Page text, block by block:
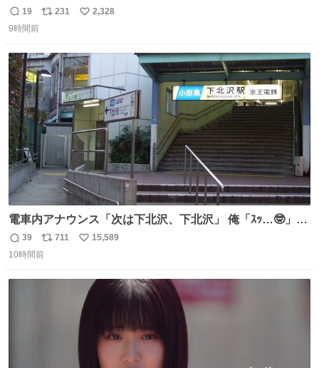
た🧊 ここなら安心…… と思ったら、カチコチになっちゃっ
た😳
返
信
19
リ
ト
数
231
い
数
2,328
9時間前
電車内アナウンス「次は下北沢、下北沢」 俺「ｽｯ…🤓」
(立ち上がる) 周りの乗客「(やっぱりな……)」
返
信
39
リ
ポ
711
い
15,589
10時間前